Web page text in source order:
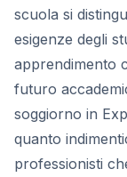
scuola si
esigenze degli
apprendimento
futuro
soggiorno in
quanto
professionisti